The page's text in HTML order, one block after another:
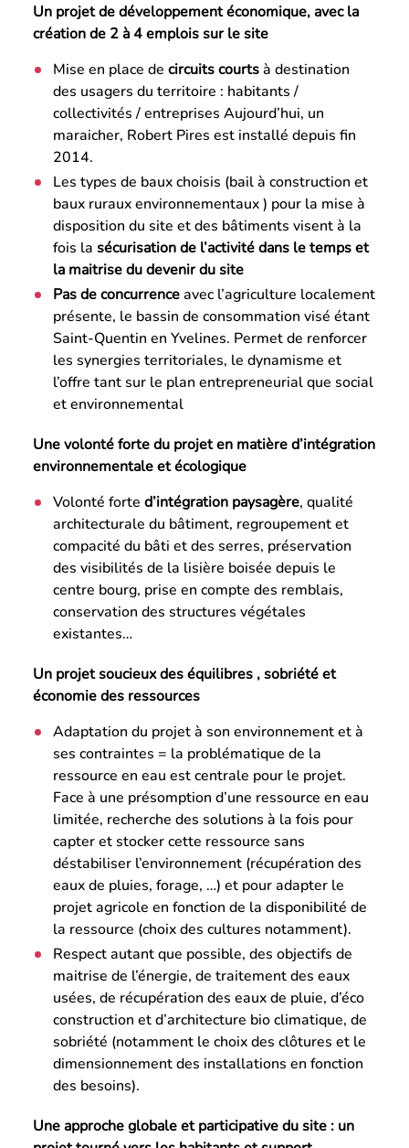
Un projet de développement économique, avec la
création de 2 à 4 emplois sur le site
Mise en place de circuits courtsà destination
des usagers du territoire : habitants /
collectivités / entreprises Aujourd’hui, un
maraicher, Robert Pires est installé depuis fin
2014.
Les types de baux choisis (bail à construction et
baux ruraux environnementaux ) pour la mise à
disposition du site et des bâtiments visent à la
fois la sécurisation de l’activité dans le temps et
la maitrise du devenir du site
Pas de concurrenceavec l’agriculture localement
présente, le bassin de consommation visé étant
Saint-Quentin en Yvelines. Permet de renforcer
les synergies territoriales, le dynamisme et
l’offre tant sur le plan entrepreneurial que social
et environnemental
Une volonté forte du projet en matière d’intégration
environnementale et écologique
Volonté forte d’intégration paysagère, qualité
architecturale du bâtiment, regroupement et
compacité du bâti et des serres, préservation
des visibilités de la lisière boisée depuis le
centre bourg, prise en compte des remblais,
conservation des structures végétales
existantes…
Un projet soucieux des équilibres , sobriété et
économie des ressources
Adaptation du projet à son environnement et à
ses contraintes = la problématique de la
ressource en eau est centrale pour le projet.
Face à une présomption d’une ressource en eau
limitée, recherche des solutions à la fois pour
capter et stocker cette ressource sans
déstabiliser l’environnement (récupération des
eaux de pluies, forage, …) et pour adapter le
projet agricole en fonction de la disponibilité de
la ressource (choix des cultures notamment).
Respect autant que possible, des objectifs de
maitrise de l’énergie, de traitement des eaux
usées, de récupération des eaux de pluie, d’éco
construction et d’architecture bio climatique, de
sobriété (notamment le choix des clôtures et le
dimensionnement des installations en fonction
des besoins).
Une approche globale et participative du site : un